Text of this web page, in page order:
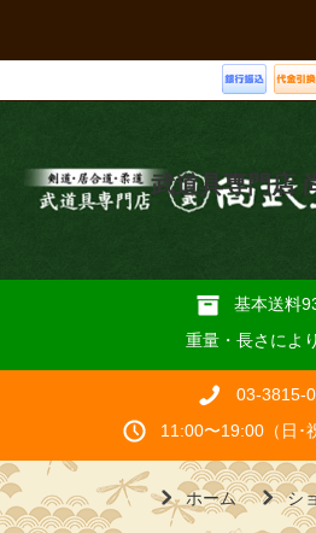
武道具専門店
基本送料
重量・長さによ
03-3815-
11:00〜19:00（日･
ホーム シ